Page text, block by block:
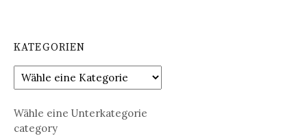
KATEGORIEN
Wähle eine Unterkategorie
category